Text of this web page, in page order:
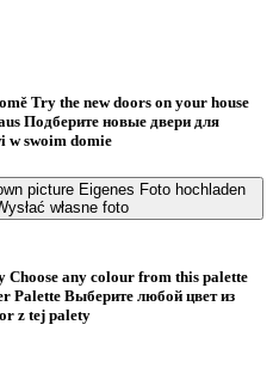
Try the new doors on your house
Подберите новые двери для
w swoim domie
picture Eigenes Foto hochladen
własne foto
Choose any colour from this palette
Palette Bыберите любой цвет из
z tej palety